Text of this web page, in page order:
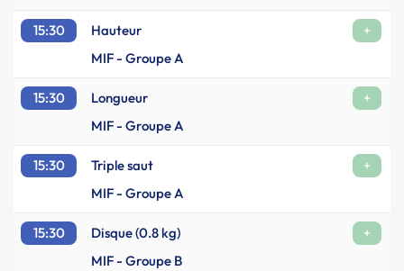
15:30 Hauteur
+
MIF - Groupe A
15:30 Longueur
+
MIF - Groupe A
15:30 Triple saut
+
MIF - Groupe A
15:30 Disque (0.8 kg)
+
MIF - Groupe B